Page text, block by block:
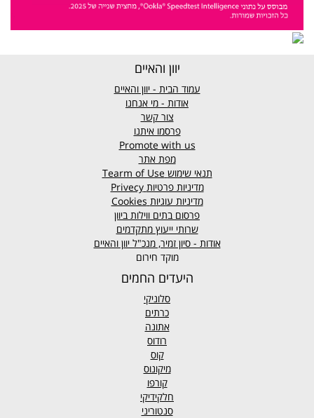
יוון והאיים
עמוד הבית - יוון והאיים
אודות - מי אנחנו
צור קשר
פרסמו איתנו
Promote with us
מפת אתר
תנאי שימוש
מדיניות פרטיות Privecy
מדיניות עוגיות Cookies
פרסום בתים ווילות ביוון
שרותי ייעוץ מתקדמים
אודות - סיון זמיר, מנכ"ל יוון והאיים
מוקד חירום
היעדים החמים
סלוניקי
כרתים
אתונה
רודוס
קוס
מיקונוס
קורפו
חלקידיקי
סנטוריני